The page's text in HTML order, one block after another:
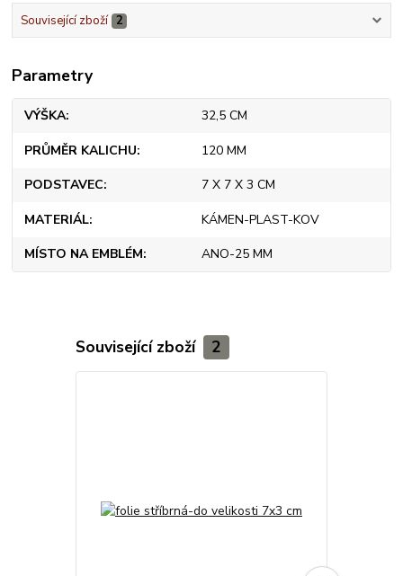
Související zboží 2
Parametry
VÝŠKA 32,5 CM
PRŮMĚR KALICHU 120 MM
PODSTAVEC 7 X 7 X 3 CM
MATERIÁL KÁMEN-PLAST-KOV
MÍSTO NA EMBLÉM ANO-25 MM
Související zboží 2